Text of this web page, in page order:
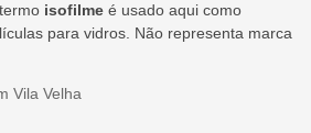
isofilme é usado aqui como
para vidros. Não representa marca
Vila Velha